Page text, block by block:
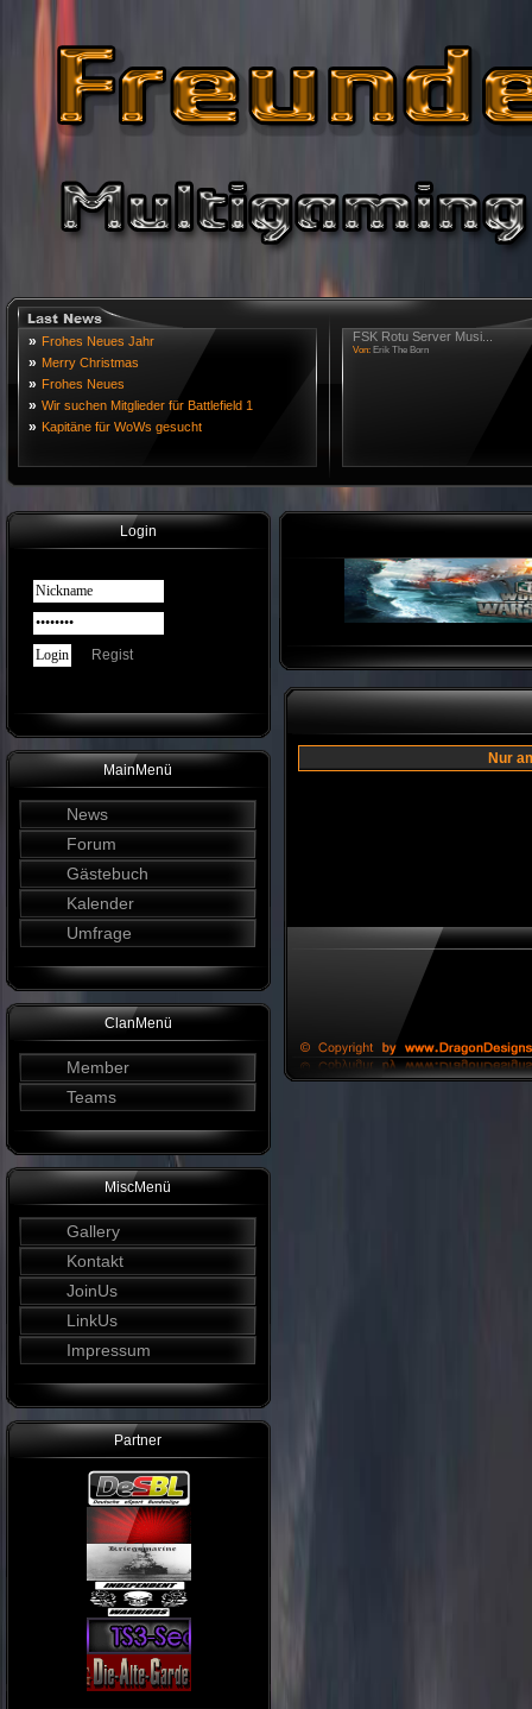
» Frohes Neues Jahr
» Merry Christmas
» Frohes Neues
» Wir suchen Mitglieder für Battlefield 1
» Kapitäne für WoWs gesucht
FSK Rotu Server Musi...
Von: Erik The Born
Login
Regist
MainMenü
News
Forum
Gästebuch
Kalender
Umfrage
ClanMenü
Member
Teams
MiscMenü
Gallery
Kontakt
JoinUs
LinkUs
Impressum
Partner
Nur